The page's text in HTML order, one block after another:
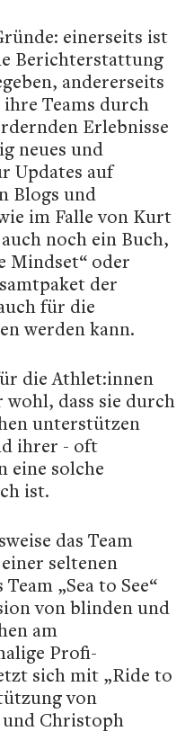
einerseits ist
Berichterstattung
andererseits
Teams durch
Erlebnisse
neues und
Updates auf
Blogs und
im Falle von Kurt
noch ein Buch,
Mindset“ oder
der
für die
werden kann.
die Athlet:innen
wohl, dass sie durch
unterstützen
ihrer - oft
eine solche
ist.
das Team
seltenen
„Sea to See“
von blinden und
am
Profi-
sich mit „Ride to
von
Christoph